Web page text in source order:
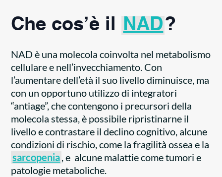
Che cos’è il NAD?
NAD è una molecola coinvolta nel metabolismo
cellulare e nell’invecchiamento. Con
l’aumentare dell’età il suo livello diminuisce, ma
con un opportuno utilizzo di integratori
“antiage”, che contengono i precursori della
molecola stessa, è possibile ripristinarne il
livello e contrastare il declino cognitivo, alcune
condizioni di rischio, come la fragilità ossea e la
sarcopenia, e alcune malattie come tumori e
patologie metaboliche.